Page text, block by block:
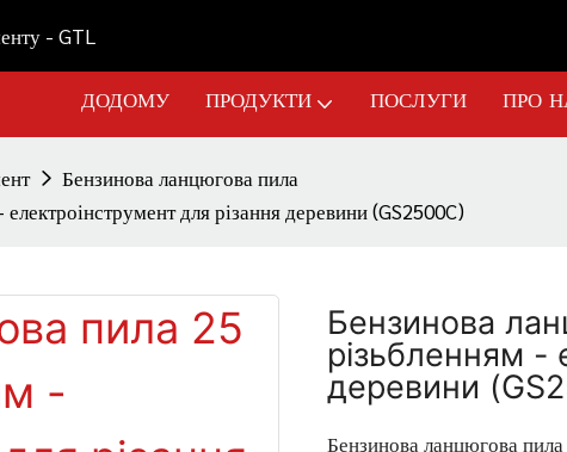
- GTL
ДОДОМУ ПРОДУКТИ ПОСЛУГИ ПРО
Бензинова ланцюгова пила
для різання деревини (GS2500C)
Бензинова
різьбленням -
деревини
Бензинова ланцюгова